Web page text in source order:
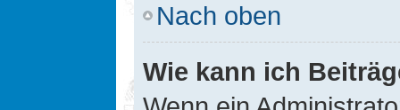
Nach oben
Wie kann ich